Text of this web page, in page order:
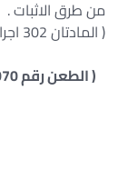
من طرق الاثبات .
( المادتان 302 اجراءات -311 عقوبات )